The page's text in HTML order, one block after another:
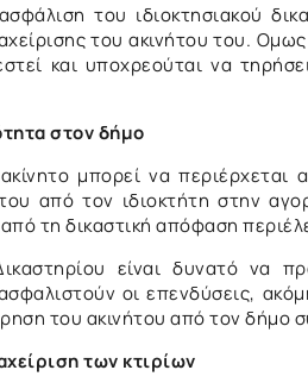
του ιδιοκτησιακού
του ακινήτου του.
και υποχρεούται να
στον δήμο
μπορεί να
από τον ιδιοκτήτη στην
τη δικαστική απόφαση
είναι δυνατό να
οι επενδύσεις,
του ακινήτου από τον δήμο
των κτιρίων